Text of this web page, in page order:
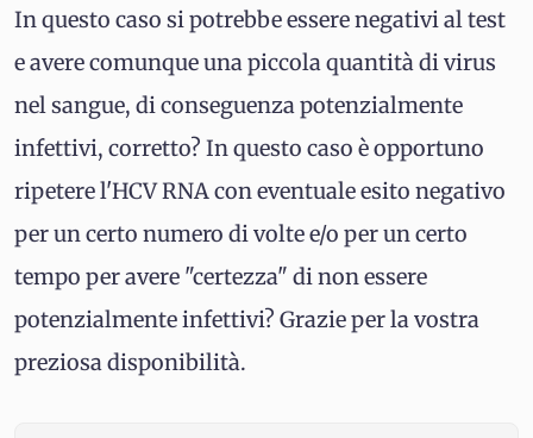
In questo caso si potrebbe essere negativi al test
e avere comunque una piccola quantità di virus
nel sangue, di conseguenza potenzialmente
infettivi, corretto? In questo caso è opportuno
ripetere l'HCV RNA con eventuale esito negativo
per un certo numero di volte e/o per un certo
tempo per avere "certezza" di non essere
potenzialmente infettivi? Grazie per la vostra
preziosa disponibilità.